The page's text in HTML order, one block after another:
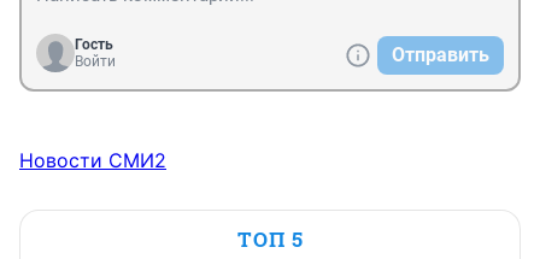
Гость
Войти
Отправить
Новости СМИ2
ТОП 5